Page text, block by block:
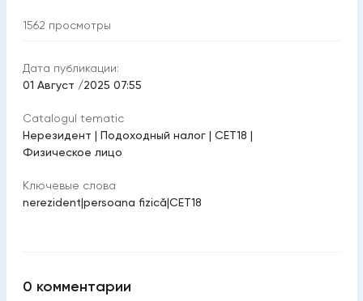
1562 просмотры
Дата публикации:
01 Август /2025 07:55
Catalogul tematic
Нерезидент | Подоходный налог | CET18 |
Физическое лицо
Ключевые слова
nerezident|persoana fizică|CET18
0 комментарии